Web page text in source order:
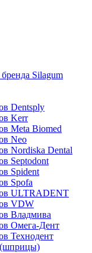
Silagum
Dentsply
Kerr
Meta Biomed
Neo
Nordiska Dental
Septodont
Spident
Spofa
ULTRADENT
VDW
Владмива
Омега-Дент
Технодент
(шприцы)